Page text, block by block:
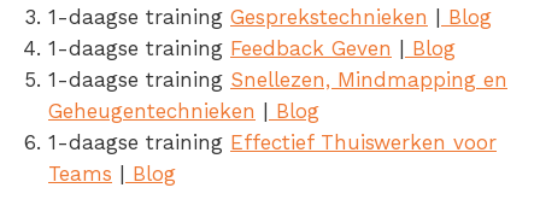
1-daagse training Gesprekstechnieken
Blog
1-daagse training Feedback Geven
Blog
1-daagse training Snellezen, Mindmapping en
Geheugentechnieken
Blog
1-daagse training Effectief Thuiswerken voor
Teams
Blog